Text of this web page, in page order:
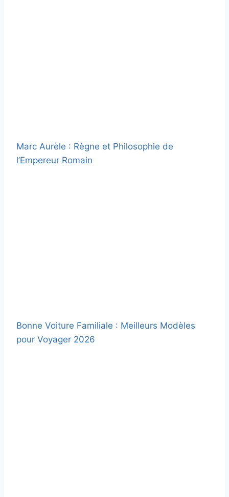
Marc Aurèle : Règne et Philosophie de
l’Empereur Romain
Bonne Voiture Familiale : Meilleurs Modèles
pour Voyager 2026